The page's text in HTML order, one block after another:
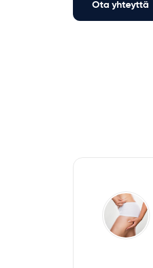
Ota yhteyttä